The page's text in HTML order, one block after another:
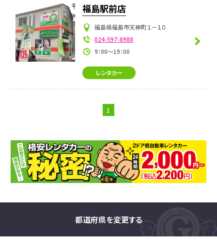
福島駅前店
福島県福島市天神町１－１０
024-597-8988
9：00～19：00
レンタカー
1
都道府県を変更する